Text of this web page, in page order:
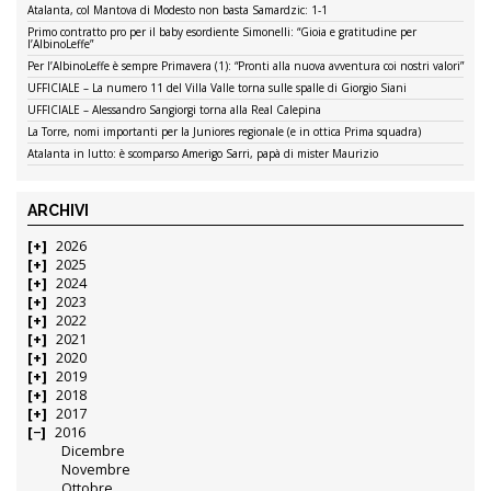
Atalanta, col Mantova di Modesto non basta Samardzic: 1-1
Primo contratto pro per il baby esordiente Simonelli: “Gioia e gratitudine per
l’AlbinoLeffe”
Per l’AlbinoLeffe è sempre Primavera (1): “Pronti alla nuova avventura coi nostri valori”
UFFICIALE – La numero 11 del Villa Valle torna sulle spalle di Giorgio Siani
UFFICIALE – Alessandro Sangiorgi torna alla Real Calepina
La Torre, nomi importanti per la Juniores regionale (e in ottica Prima squadra)
Atalanta in lutto: è scomparso Amerigo Sarri, papà di mister Maurizio
ARCHIVI
2026
2025
2024
2023
2022
2021
2020
2019
2018
2017
2016
Dicembre
Novembre